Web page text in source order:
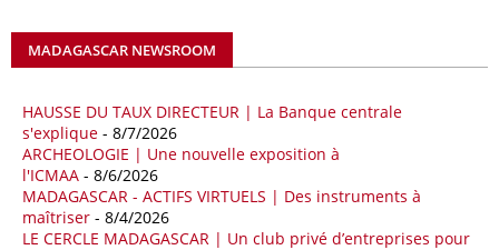
18/04/26 OUGANDA - CITIBANK
américaine Citibank pour arranger la mobilisation des financements
nécessaires à la construction du chemin de fer à écartement standard
(SGR) qui devrait relier la capitale Kampala à la frontière avec le
Kenya, pour un investissement de 2,7 milliards d'euros (3,19 milliards
de dollars). Selon le secrétaire permanent au ministère ougandais des
Finances, Ramathan Ggoobi, lors d’une rencontre entre les ministres
des Finances de l'Ouganda, du Kenya et du Rwanda tenue à
MADAGASCAR NEWSROOM
HAUSSE DU TAUX DIRECTEUR | La Banque centrale
s'explique - 8/7/2026
ARCHEOLOGIE | Une nouvelle exposition à
l'ICMAA - 8/6/2026
MADAGASCAR - ACTIFS VIRTUELS | Des instruments à
maîtriser - 8/4/2026
LE CERCLE MADAGASCAR | Un club privé d’entreprises pour